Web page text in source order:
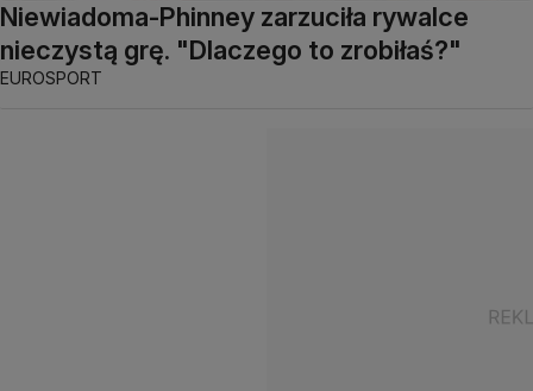
Niewiadoma-Phinney zarzuciła rywalce
nieczystą grę. "Dlaczego to zrobiłaś?"
EUROSPORT